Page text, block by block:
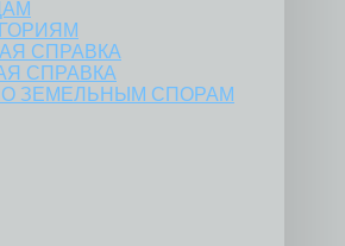
СПРАВКА
СПРАВКА
ЗЕМЕЛЬНЫМ СПОРАМ